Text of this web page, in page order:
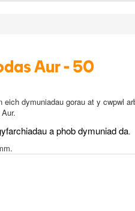
Aur - 50
dymuniadau gorau at y cwpwl
a phob dymuniad da.